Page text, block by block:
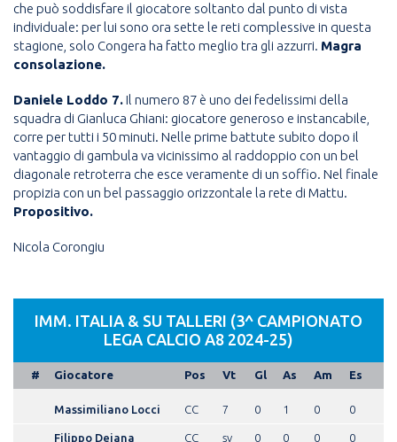
che può soddisfare il giocatore soltanto dal punto di vista
individuale: per lui sono ora sette le reti complessive in questa
stagione, solo Congera ha fatto meglio tra gli azzurri. Magra
consolazione.
Daniele Loddo 7.Il numero 87 è uno dei fedelissimi della
squadra di Gianluca Ghiani: giocatore generoso e instancabile,
corre per tutti i 50 minuti. Nelle prime battute subito dopo il
vantaggio di gambula va vicinissimo al raddoppio con un bel
diagonale retroterra che esce veramente di un soffio. Nel finale
propizia con un bel passaggio orizzontale la rete di Mattu.
Propositivo.
Nicola Corongiu
IMM. ITALIA & SU TALLERI (3^ CAMPIONATO
LEGA CALCIO A8 2024-25)
# Giocatore Pos Vt Gl As Am Es
Massimiliano Locci CC 7 0 1 0 0
Filippo Deiana CC sv 0 0 0 0